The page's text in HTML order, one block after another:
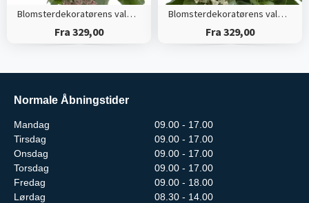
Blomsterdekoratørens valg (Høj)
Fra 329,00
Blomsterdekoratørens valg (Tæt)
Fra 329,00
Normale Åbningstider
Mandag
09.00 - 17.00
Tirsdag
09.00 - 17.00
Onsdag
09.00 - 17.00
Torsdag
09.00 - 17.00
Fredag
09.00 - 18.00
Lørdag
08.30 - 14.00